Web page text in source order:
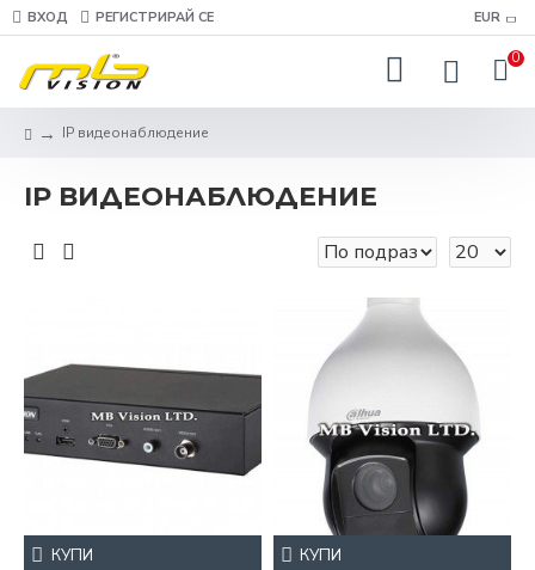
ВХОД РЕГИСТРИРАЙ СЕ EUR
0
IP видеонаблюдение
IP ВИДЕОНАБЛЮДЕНИЕ
КУПИ КУПИ